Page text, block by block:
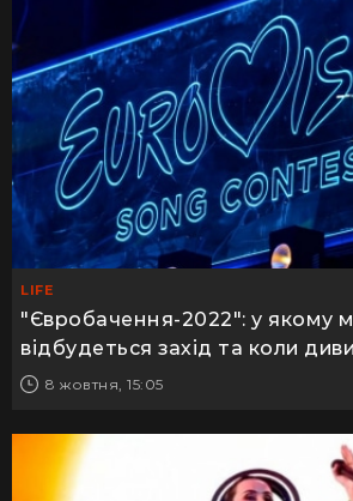
LIFE
"Євробачення-2022": у якому
відбудеться захід та коли
8 жовтня, 15:05